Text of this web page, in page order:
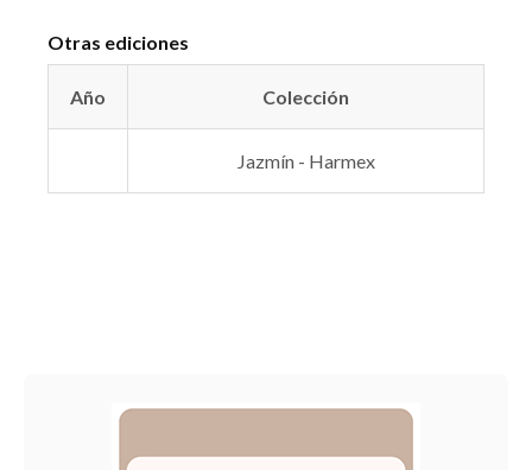
Otras ediciones
Año Colección
Jazmín - Harmex